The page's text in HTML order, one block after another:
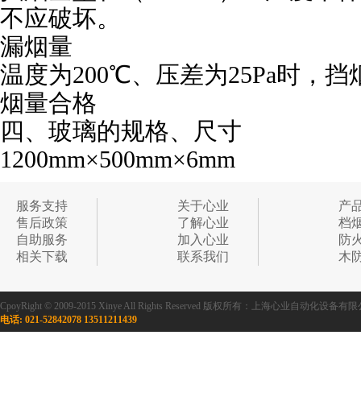
不应破坏。
漏烟量
温度为200℃、压差为25Pa时，挡
烟量合格
四、玻璃的规格、尺寸
1200mm×500mm×6mm
服务支持
售后政策
自助服务
相关下载
关于心业
了解心业
加入心业
联系我们
产
档
防
木
CpoyRight © 2009-2015 Xinye All Rights Reserved 版权所有：上海心业自动化设备有
电话: 021-52842078 13511211439